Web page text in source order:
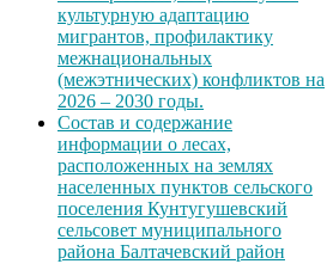
культурную адаптацию
мигрантов, профилактику
межнациональных
(межэтнических) конфликтов на
2026 – 2030 годы.
Состав и содержание
информации о лесах,
расположенных на землях
населенных пунктов сельского
поселения Кунтугушевский
сельсовет муниципального
района Балтачевский район